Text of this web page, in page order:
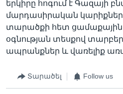
երկիրը հոգում է Գազայի
մարդասիրական
տարածքի հետ ցամաքային
օգնության տեսքով
ապրանքներ և վառելիք
Տարածել Follow us